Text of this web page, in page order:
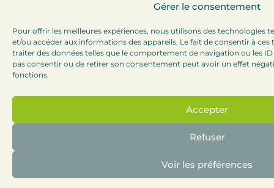
Gérer le consentement
Pour offrir les meilleures expériences, nous utilisons des technologies
et/ou accéder aux informations des appareils. Le fait de consentir à
traiter des données telles que le comportement de navigation ou les ID
pas consentir ou de retirer son consentement peut avoir un effet
fonctions.
Accepter
Refuser
Voir les préférences